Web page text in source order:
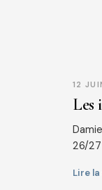
12
Les
26/27
Lire